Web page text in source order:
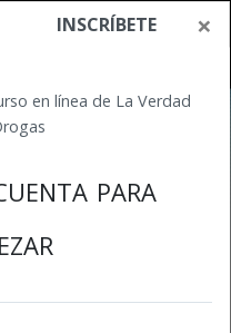
×
INSCRÍBETE
en línea de La Verdad
para